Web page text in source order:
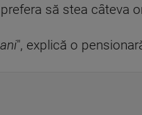
să stea câteva
", explică o